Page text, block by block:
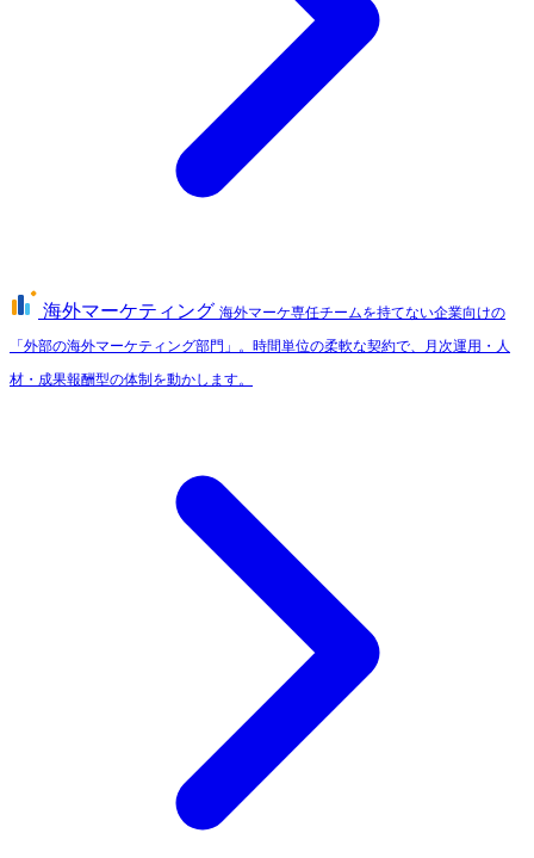
海外マーケティング 海外マーケ専任チームを持てない企業向けの
「外部の海外マーケティング部門」。時間単位の柔軟な契約で、月次運用・人
材・成果報酬型の体制を動かします。